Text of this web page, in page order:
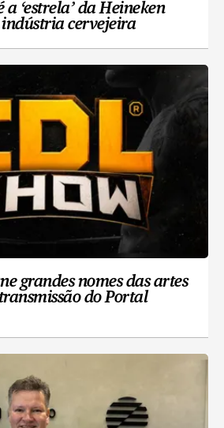
a ‘estrela’ da Heineken
cervejeira
grandes nomes das artes
do Portal